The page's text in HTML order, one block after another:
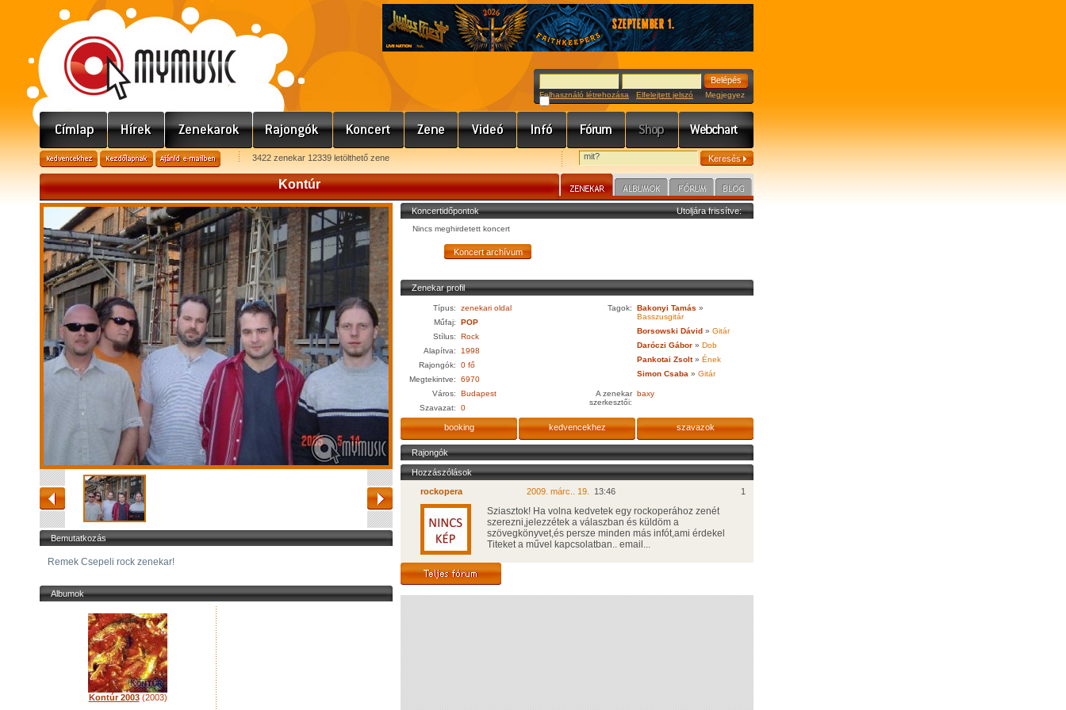
Felhasználó létrehozása Elfelejtett jelszó Megjegyez
3422 zenekar 12339 letölthető zene
Kontúr
Bemutatkozás
Remek Csepeli rock zenekar!
Albumok
Kontúr 2003(2003)
Utoljára frissítve:
Koncertidőpontok
Nincs meghirdetett koncert
Zenekar profil
Típus:
zenekari oldal
Műfaj:
POP
Stílus:
Rock
Alapítva:
1998
Rajongók:
0 fő
Megtekintve:
6970
Város:
Budapest
Szavazat:
0
Tagok: Bakonyi Tamás »
Basszusgitár
Borsowski Dávid » Gitár
Daróczi Gábor » Dob
Pankotai Zsolt » Ének
Simon Csaba » Gitár
A zenekar
szerkesztői:
baxy
booking kedvencekhez szavazok
Rajongók
Hozzászólások
rockopera
2009. márc.. 19. 13:46 1
Sziasztok! Ha volna kedvetek egy rockoperához zenét
szerezni,jelezzétek a válaszban és küldöm a
szövegkönyvet,és persze minden más infót,ami érdekel
Titeket a művel kapcsolatban.. email...